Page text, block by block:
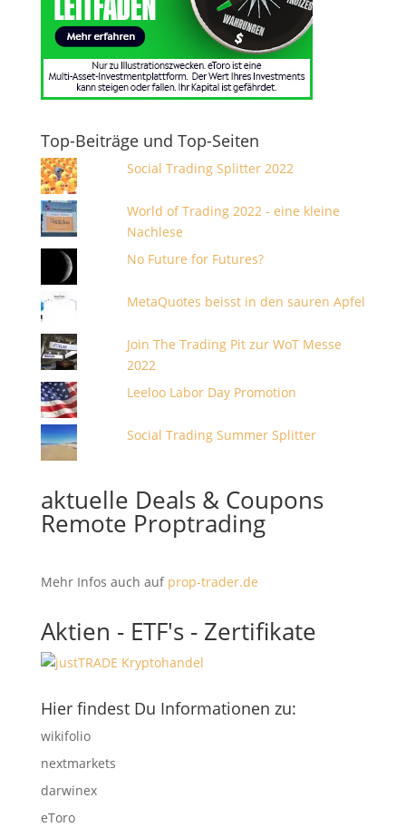
Top-Beiträge und Top-Seiten
Social Trading Splitter 2022
World of Trading 2022 - eine kleine
Nachlese
No Future for Futures?
MetaQuotes beisst in den sauren Apfel
Join The Trading Pit zur WoT Messe
2022
Leeloo Labor Day Promotion
Social Trading Summer Splitter
aktuelle Deals & Coupons
Remote Proptrading
Mehr Infos auch auf prop-trader.de
Aktien - ETF's - Zertifikate
Hier findest Du Informationen zu:
wikifolio
nextmarkets
darwinex
eToro